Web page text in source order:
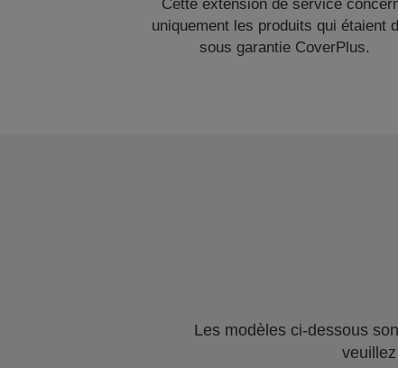
Cette extension de service
uniquement les produits qui étaient
sous garantie CoverPlus.
Les modèles ci-dessous